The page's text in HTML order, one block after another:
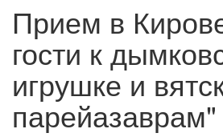
Прием в
гости к
игрушке и
парейазаврам"